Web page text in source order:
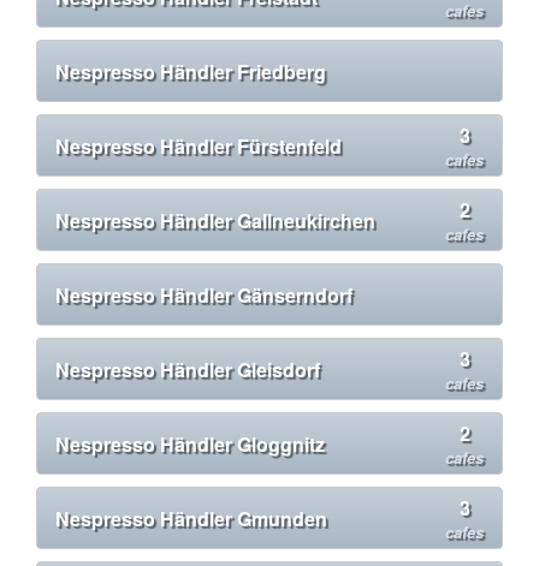
cafes
Nespresso Händler Friedberg
Nespresso Händler Fürstenfeld 3
cafes
Nespresso Händler Gallneukirchen 2
cafes
Nespresso Händler Gänserndorf
Nespresso Händler Gleisdorf 3
cafes
Nespresso Händler Gloggnitz 2
cafes
Nespresso Händler Gmunden 3
cafes